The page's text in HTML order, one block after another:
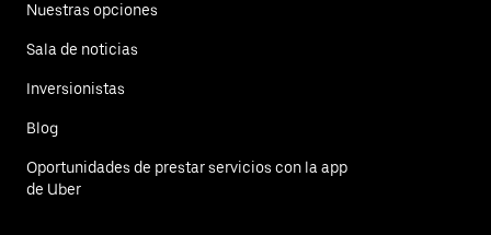
Nuestras opciones
Sala de noticias
Inversionistas
Blog
Oportunidades de prestar servicios con la app
de Uber